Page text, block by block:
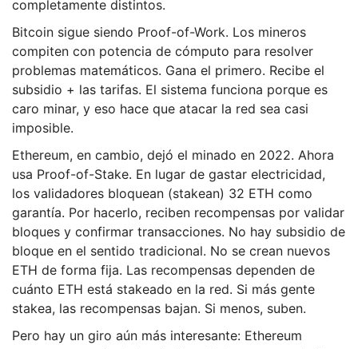
completamente distintos.
Bitcoin sigue siendo Proof-of-Work. Los mineros
compiten con potencia de cómputo para resolver
problemas matemáticos. Gana el primero. Recibe el
subsidio + las tarifas. El sistema funciona porque es
caro minar, y eso hace que atacar la red sea casi
imposible.
Ethereum, en cambio, dejó el minado en 2022. Ahora
usa Proof-of-Stake. En lugar de gastar electricidad,
los validadores bloquean (stakean) 32 ETH como
garantía. Por hacerlo, reciben recompensas por validar
bloques y confirmar transacciones. No hay subsidio de
bloque en el sentido tradicional. No se crean nuevos
ETH de forma fija. Las recompensas dependen de
cuánto ETH está stakeado en la red. Si más gente
stakea, las recompensas bajan. Si menos, suben.
Pero hay un giro aún más interesante: Ethereum